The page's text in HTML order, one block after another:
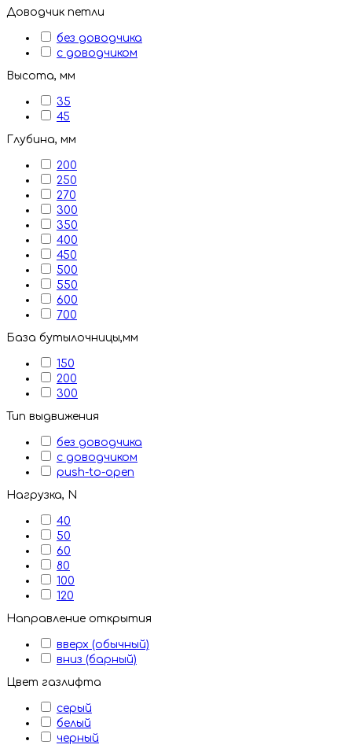
Доводчик петли
без доводчика
с доводчиком
Высота, мм
35
45
Глубина, мм
200
250
270
300
350
400
450
500
550
600
700
База бутылочницы,мм
150
200
300
Тип выдвижения
без доводчика
с доводчиком
push-to-open
Нагрузка, N
40
50
60
80
100
120
Направление открытия
вверх (обычный)
вниз (барный)
Цвет газлифта
серый
белый
черный